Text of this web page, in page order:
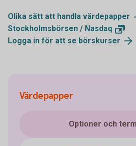
Olika sätt att handla värdepapper
Stockholmsbörsen / Nasdaq
Logga in för att se börskurser
Värdepapper
Optioner och